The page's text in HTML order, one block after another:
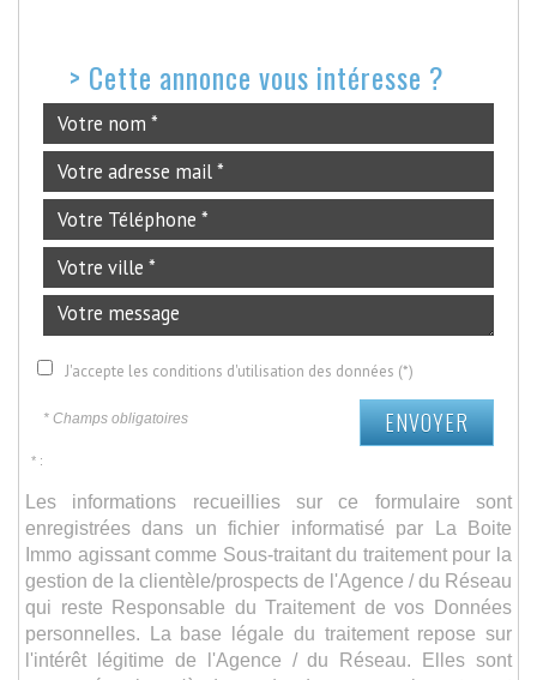
> Cette annonce vous intéresse ?
J'accepte les conditions d'utilisation des données (*)
* Champs obligatoires ENVOYER
* :
Les informations recueillies sur ce formulaire sont
enregistrées dans un fichier informatisé par La Boite
Immo agissant comme Sous-traitant du traitement pour la
gestion de la clientèle/prospects de l'Agence / du Réseau
qui reste Responsable du Traitement de vos Données
personnelles. La base légale du traitement repose sur
l'intérêt légitime de l'Agence / du Réseau. Elles sont